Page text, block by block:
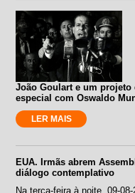
João Goulart e um
especial com Oswaldo
LER MAIS
EUA. Irmãs abrem
diálogo contemplativo
Na terça-feira à noite, 09-